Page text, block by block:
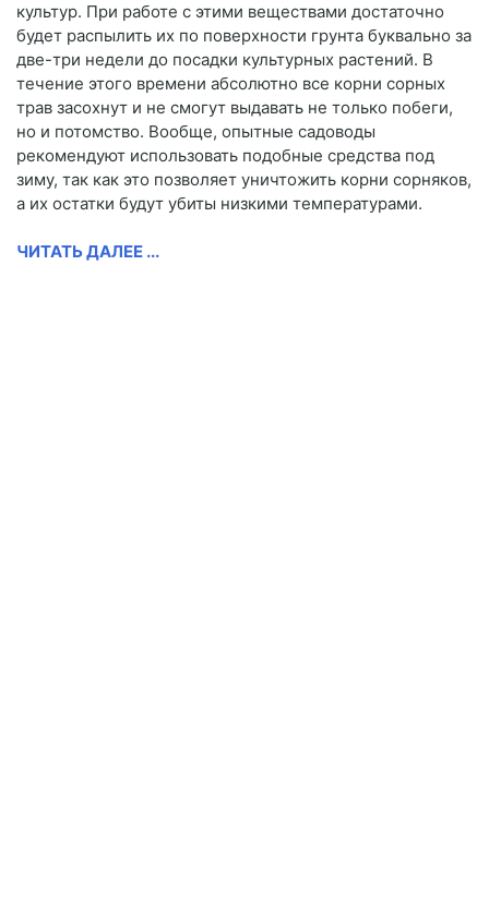
культур. При работе с этими веществами достаточно
будет распылить их по поверхности грунта буквально за
две-три недели до посадки культурных растений. В
течение этого времени абсолютно все корни сорных
трав засохнут и не смогут выдавать не только побеги,
но и потомство. Вообще, опытные садоводы
рекомендуют использовать подобные средства под
зиму, так как это позволяет уничтожить корни сорняков,
а их остатки будут убиты низкими температурами.
ЧИТАТЬ ДАЛЕЕ ...